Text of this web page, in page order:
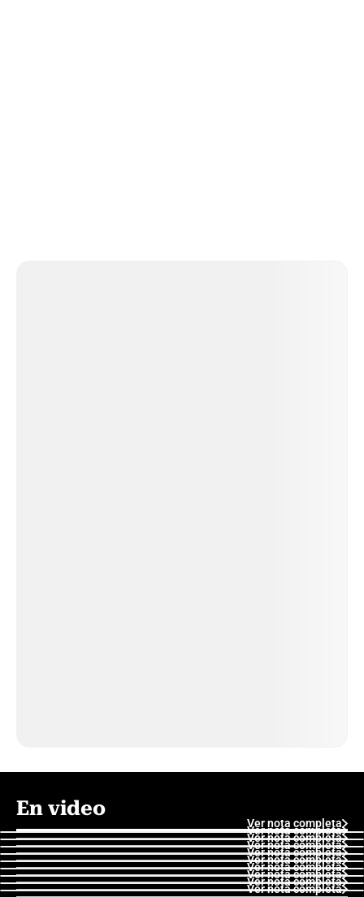
En video
Ver nota completa
Ver nota completa
Ver nota completa
Ver nota completa
Ver nota completa
Ver nota completa
Ver nota completa
Ver nota completa
Ver nota completa
Ver nota completa